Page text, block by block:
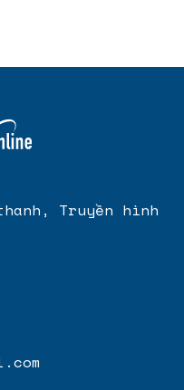
Truyền hình